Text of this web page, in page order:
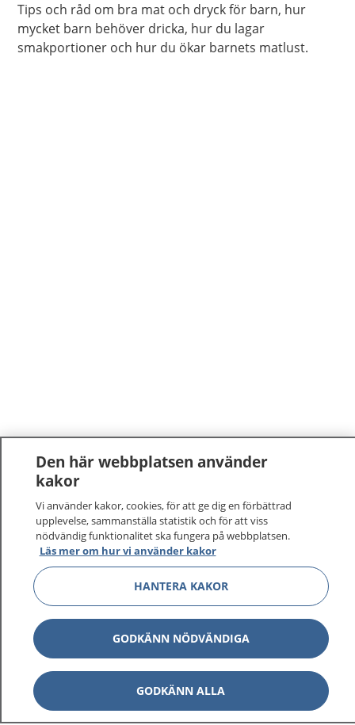
Tips och råd om bra mat och dryck för barn, hur
mycket barn behöver dricka, hur du lagar
smakportioner och hur du ökar barnets matlust.
1177–tryggt om din hälsa och vård
På 1177.se får du råd om hälsa och information om
sjukdomar och vilka mottagningar du kan kontakta.
Logga in för att läsa din journal och göra dina
vårdärenden. Ring telefonnummer 1177 för
sjukvårdsrådgivning dygnet runt.
1177 ger dig råd när du vill må bättre.
Den här webbplatsen använder
kakor
Vi använder kakor, cookies, för att ge dig en förbättrad
upplevelse, sammanställa statistik och för att viss
nödvändig funktionalitet ska fungera på webbplatsen.
Läs mer om hur vi använder kakor
HANTERA KAKOR
GODKÄNN NÖDVÄNDIGA
GODKÄNN ALLA